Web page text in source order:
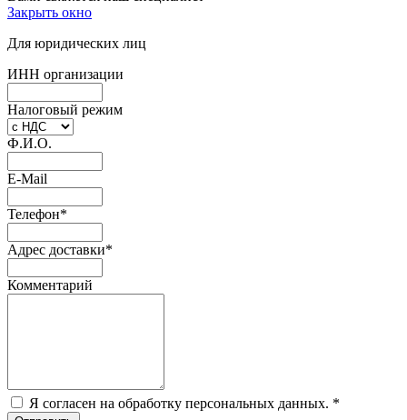
Закрыть окно
Для юридических лиц
ИНН организации
Налоговый режим
Ф.И.О.
E-Mail
Телефон*
Адрес доставки*
Комментарий
Я согласен на обработку персональных данных. *